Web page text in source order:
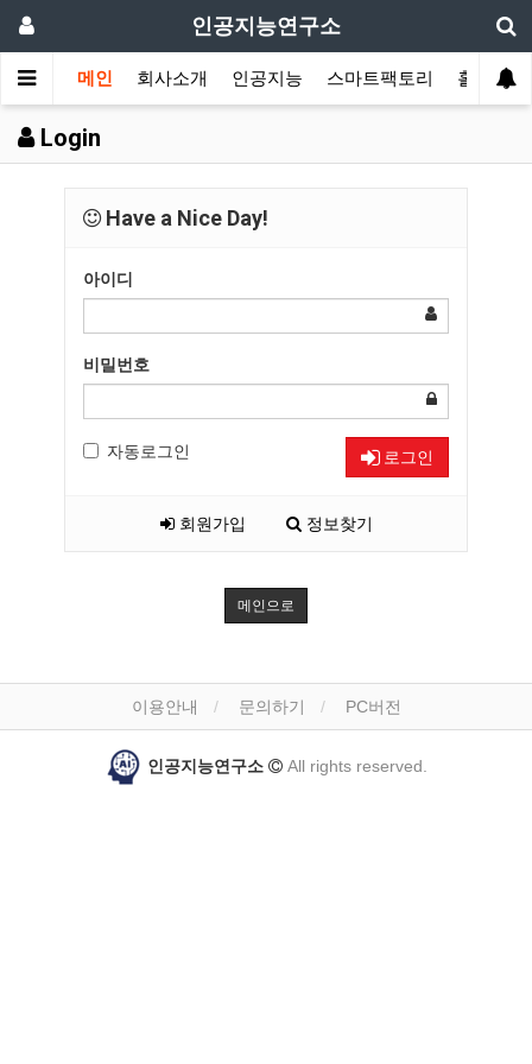
인공지능연구소
메인 회사소개 인공지능 스마트팩토리 홀로그램
Login
Have a Nice Day!
아이디
비밀번호
자동로그인 로그인
회원가입 정보찾기
메인으로
이용안내 문의하기 PC버전
인공지능연구소 All rights reserved.